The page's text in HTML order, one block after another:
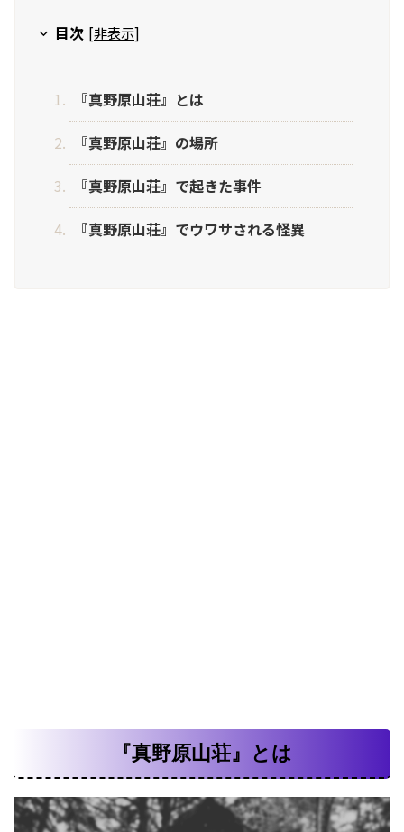
目次 [非表示]
『真野原山荘』とは
『真野原山荘』の場所
『真野原山荘』で起きた事件
『真野原山荘』でウワサされる怪異
『真野原山荘』とは